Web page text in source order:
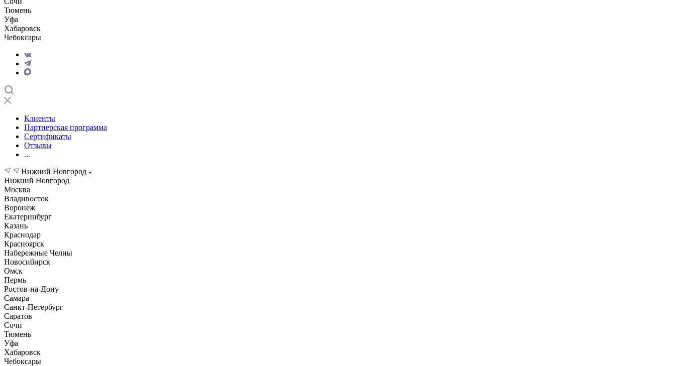
Тюмень
Уфа
Хабаровск
Чебоксары
Клиенты
Партнерская программа
Сертификаты
Отзывы
...
Нижний Новгород
Нижний Новгород
Москва
Владивосток
Воронеж
Екатеринбург
Казань
Краснодар
Красноярск
Набережные Челны
Новосибирск
Омск
Пермь
Ростов-на-Дону
Самара
Санкт-Петербург
Саратов
Сочи
Тюмень
Уфа
Хабаровск
Чебоксары